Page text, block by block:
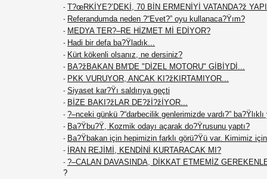
- T?œRKİYE?’DEKİ, 70 BİN ERMENİYİ VATANDA?ž
- Referandumda neden ?“Evet?” oyu kullanaca?Ÿım?
- MEDYA TER?–RE HİZMET Mİ EDİYOR?
- Hadi bir defa ba?Ÿladık...
- Kürt kökenli olsanız, ne dersiniz?
- BA?žBAKAN BM'DE "DİZEL MOTORU" GİBİYDİ...
- PKK VURUYOR, ANCAK KI?žKIRTAMIYOR...
- Siyaset kar?Ÿı saldırıya geçti
- BİZE BAKI?žLAR DE?žİ?žİYOR...
- ?–nceki günkü ?“darbecilik genlerimizde vardı?”
- Ba?Ÿbu?Ÿ, Kozmik odayı açarak do?Ÿrusunu yaptı?
- Ba?Ÿbakan için hepimizin farklı görü?Ÿü var. Kimimiz
- İRAN REJİMİ, KENDİNİ KURTARACAK MI?
- ?–CALAN DAVASINDA, DİKKAT ETMEMİZ
?